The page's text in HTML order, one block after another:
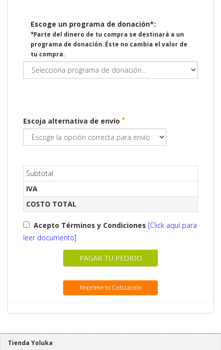
Escoge un programa de donación*:
*Parte del dinero de tu compra se destinará a un
programa de donación. Éste no cambia el valor de
tu compra.
Escoja alternativa de envío *
Subtotal
IVA
COSTO TOTAL
Acepto Términos y Condiciones [Click aquí para
leer documento]
PAGAR TU PEDIDO
Imprime tu Cotización
Tienda Yoluka